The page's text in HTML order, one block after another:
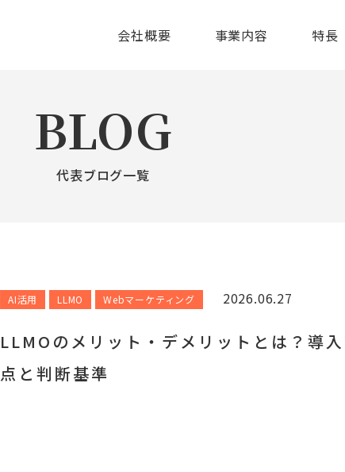
会社概要 事業内容 特長
BLOG
代表ブログ一覧
AI活用 LLMO Webマーケティング 2026.06.27
LLMOのメリット・デメリットとは？導
点と判断基準